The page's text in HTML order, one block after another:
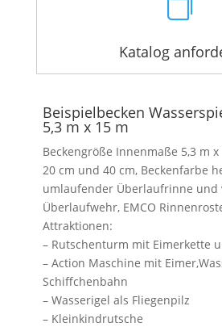
Katalog
Beispielbecken
5,3 m x 15 m
Beckengröße Innenmaße 5,3 m
20 cm und 40 cm, Beckenfarbe
umlaufender Überlaufrinne und
Überlaufwehr, EMCO
Attraktionen:
– Rutschenturm mit Eimerkette
– Action Maschine mit
Schiffchenbahn
– Wasserigel als Fliegenpilz
– Kleinkindrutsche